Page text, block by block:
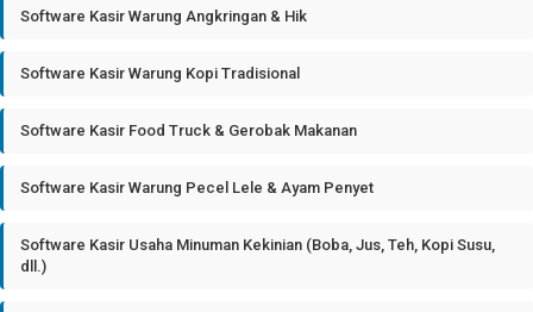
Software Kasir Warung Angkringan & Hik
Software Kasir Warung Kopi Tradisional
Software Kasir Food Truck & Gerobak Makanan
Software Kasir Warung Pecel Lele & Ayam Penyet
Software Kasir Usaha Minuman Kekinian (Boba, Jus, Teh, Kopi Susu,
dll.)